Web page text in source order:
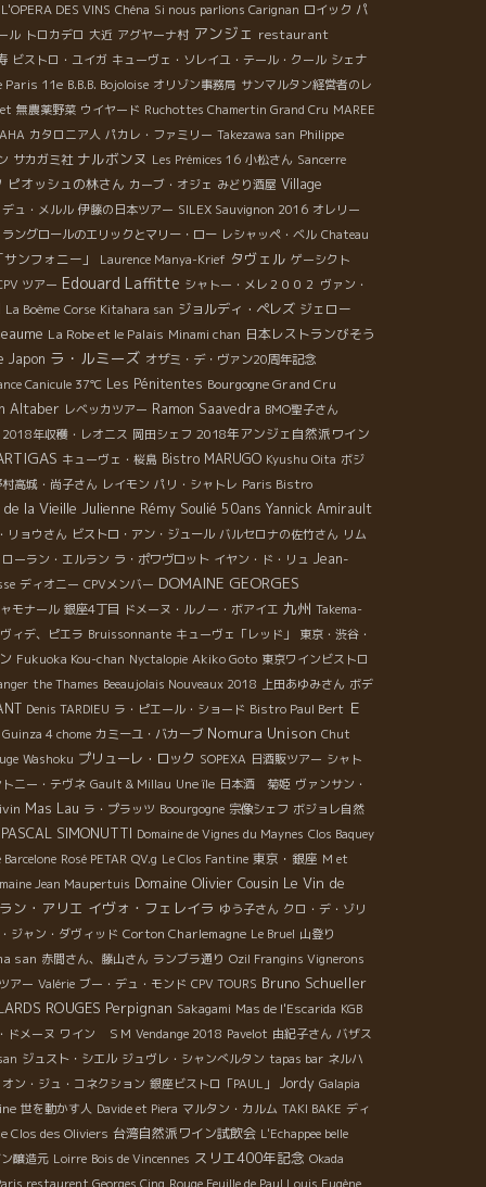
L'OPERA DES VINS Chéna Si nous parlions Carignan ロイック パ
ル トロカデロ 大近 アグヤーナ村 アンジェ restaurant
ビストロ・ユイガ キューヴェ・ソレイユ・テール・クール シェナ
Paris 11e B.B.B. Bojoloise オリゾン事務局 サンマルタン経営者のレ
無農薬野菜 ウイヤード Ruchottes Chamertin Grand Cru MAREE
カタロニア人 パカレ・ファミリー Takezawa san Philippe
サカガミ社 ナルボンヌ Les Prémices 16 小松さん Sancerre
ピオッシュの林さん カーブ・オジェ みどり酒屋 Village
ュ・メルル 伊藤の日本ツアー SILEX Sauvignon 2016 オレリー
ラングロールのエリックとマリー・ロー レシャッペ・ベル Chateau
ンフォニー」 Laurence Manya-Krief タヴェル ゲーシクト
ツアー Edouard Laffitte シャトー・メレ２００２ ヴァン・
La Boème Corse Kitahara san ジョルディ・ペレズ ジェロー
La Robe et le Palais Minami chan 日本レストランびそう
Japon ラ・ルミーズ オザミ・デ・ヴァン20周年記念
Canicule 37℃ Les Pénitentes Bourgogne Grand Cru
Altaber レベッカツアー Ramon Saavedra BMO聖子さん
2018年収穫・レオニス 岡田シェフ 2018年アンジェ自然派ワイン
キューヴェ・桜島 Bistro MARUGO Kyushu Oita ボジ
高城・尚子さん レイモン パリ・シャトレ Paris Bistro
de la Vieille Julienne Rémy Soulié 50ans Yannick Amirault
リョウさん ビストロ・アン・ジュール バルセロナの佐竹さん リム
ローラン・エルラン ラ・ポワヴロット イヤン・ド・リュ Jean-
ディオニー CPVメンバー DOMAINE GEORGES
モナール 銀座4丁目 ドメーヌ・ルノー・ボアイエ 九州 Takema-
ィデ、ピエラ Bruissonnante キューヴェ「レッド」
東京・渋谷・
Fukuoka Kou-chan Nyctalopie Akiko Goto 東京ワインビストロ
the Thames Beeaujolais Nouveaux 2018 上田あゆみさん ボデ
Denis TARDIEU ラ・ピエール・ショード Bistro Paul Bert Ｅ
Guinza 4 chome カミーユ・バカーブ Nomura Unison Chut
Washoku プリューレ・ロック SOPEXA 日酒販ツアー シャト
トニー・テヴネ Gault & Millau Une île 日本酒 菊姫 ヴァンサン・
Mas Lau ラ・プラッツ Boourgogne 宗像シェフ ボジョレ自然
SIMONUTTI Domaine de Vignes du Maynes Clos Baquey
Rosé PETAR QV.g Le Clos Fantine 東京・銀座 M et
Jean Maupertuis Domaine Olivier Cousin Le Vin de
ン・アリエ イヴォ・フェレイラ ゆう子さん クロ・デ・ゾリ
ジャン・ダヴィッド Corton Charlemagne Le Bruel 山登り
san 赤間さん、藤山さん ランブラ通り Ozil Frangins Vignerons
アー Valérie ブー・デュ・モンド CPV TOURS Bruno Schueller
ROUGES Perpignan Sakagami Mas de l'Escarida KGB
ドメーヌ ワイン ＳＭ Vendange 2018 Pavelot 由紀子さん バザス
ジュスト・シエル ジュヴレ・シャンべルタン tapas bar ネルハ
オン・ジュ・コネクション 銀座ビストロ「PAUL」 Jordy Galapia
世を動かす人 Davide et Piera マルタン・カルム TAKI BAKE ディ
Clos des Oliviers 台湾自然派ワイン試飲会 L'Echappee belle
醸造元 Loirre Bois de Vincennes スリエ400年記念 Okada